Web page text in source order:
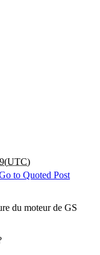
du moteur de GS